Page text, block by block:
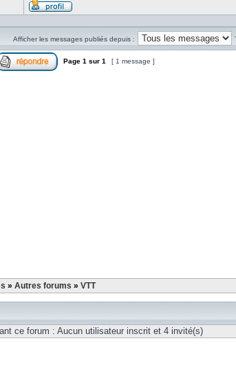
Afficher les messages publiés depuis :
Page 1 sur 1 [ 1 message ]
» Autres forums » VTT
ce forum : Aucun utilisateur inscrit et 4 invité(s)